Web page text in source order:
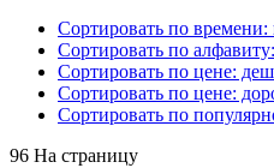
Сортировать по
Сортировать по
Сортировать по цене:
Сортировать по цене:
Сортировать по
96 На страницу